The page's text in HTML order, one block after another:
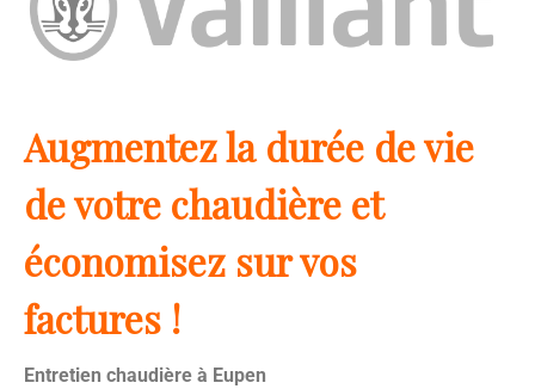
Augmentez la durée de vie
de votre chaudière et
économisez sur vos
factures !
Entretien chaudière à Eupen